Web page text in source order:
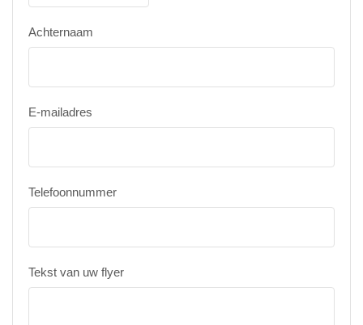
Achternaam
E-mailadres
Telefoonnummer
Tekst van uw flyer